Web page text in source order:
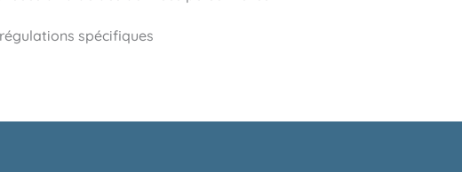
spécifiques